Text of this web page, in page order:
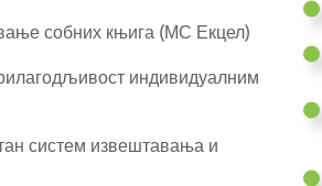
собних књига (МС Екцел)
индивидуалним
систем извештавања и